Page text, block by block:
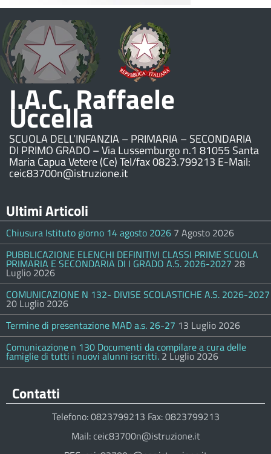
I.A.C. Raffaele
Uccella
SCUOLA DELL’INFANZIA – PRIMARIA – SECONDARIA
DI PRIMO GRADO – Via Lussemburgo n.1 81055 Santa
Maria Capua Vetere (Ce) Tel/fax 0823.799213 E-Mail:
ceic83700n@istruzione.it
Ultimi Articoli
Chiusura Istituto giorno 14 agosto 2026 7 Agosto 2026
PUBBLICAZIONE ELENCHI DEFINITIVI CLASSI PRIME SCUOLA
PRIMARIA E SECONDARIA DI I GRADO A.S. 2026-2027 28
Luglio 2026
COMUNICAZIONE N 132- DIVISE SCOLASTICHE A.S. 2026-2027
20 Luglio 2026
Termine di presentazione MAD a.s. 26-27 13 Luglio 2026
Comunicazione n 130 Documenti da compilare a cura delle
famiglie di tutti i nuovi alunni iscritti. 2 Luglio 2026
Contatti
Telefono: 0823799213 Fax: 0823799213
Mail: ceic83700n@istruzione.it